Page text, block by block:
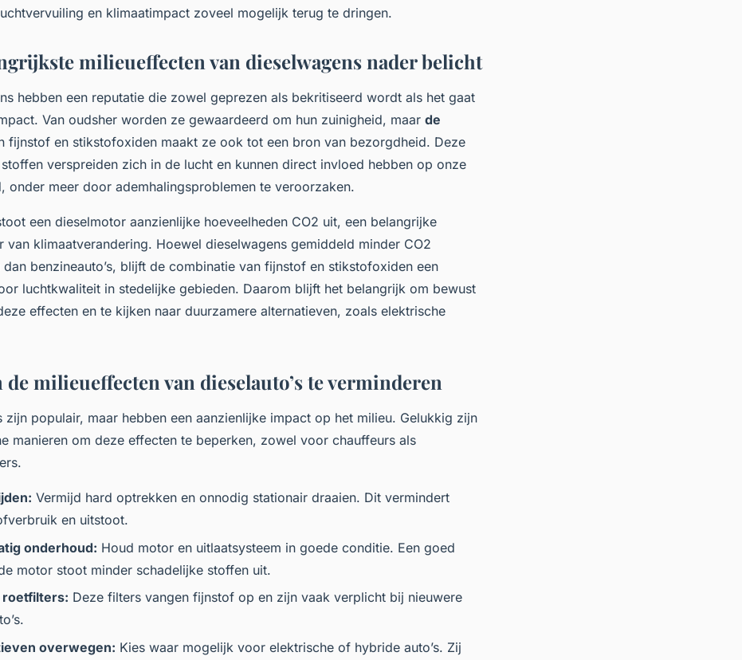
en klimaatimpact zoveel mogelijk terug te dringen.
milieueffecten van dieselwagens nader belicht
hebben een reputatie die zowel geprezen als bekritiseerd wordt als het gaat
Van oudsher worden ze gewaardeerd om hun zuinigheid, maar de
fijnstof en stikstofoxiden maakt ze ook tot een bron van bezorgdheid. Deze
verspreiden zich in de lucht en kunnen direct invloed hebben op onze
onder meer door ademhalingsproblemen te veroorzaken.
een dieselmotor aanzienlijke hoeveelheden CO2 uit, een belangrijke
van klimaatverandering. Hoewel dieselwagens gemiddeld minder CO2
benzineauto’s, blijft de combinatie van fijnstof en stikstofoxiden een
luchtkwaliteit in stedelijke gebieden. Daarom blijft het belangrijk om bewust
effecten en te kijken naar duurzamere alternatieven, zoals elektrische
milieueffecten van dieselauto’s te verminderen
zijn populair, maar hebben een aanzienlijke impact op het milieu. Gelukkig zijn
manieren om deze effecten te beperken, zowel voor chauffeurs als
Vermijd hard optrekken en onnodig stationair draaien. Dit vermindert
en uitstoot.
onderhoud: Houd motor en uitlaatsysteem in goede conditie. Een goed
motor stoot minder schadelijke stoffen uit.
roetfilters: Deze filters vangen fijnstof op en zijn vaak verplicht bij nieuwere
overwegen: Kies waar mogelijk voor elektrische of hybride auto’s. Zij